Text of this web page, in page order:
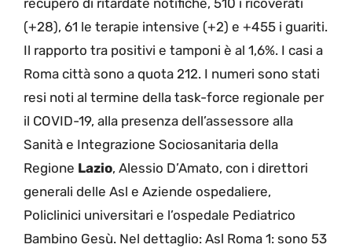
recupero di ritardate notifiche, 510 i ricoverati
(+28), 61 le terapie intensive (+2) e +455 i guariti.
Il rapporto tra positivi e tamponi è al 1,6%. I casi a
Roma città sono a quota 212. I numeri sono stati
resi noti al termine della task-force regionale per
il COVID-19, alla presenza dell’assessore alla
Sanità e Integrazione Sociosanitaria della
Regione Lazio, Alessio D’Amato, con i direttori
generali delle Asl e Aziende ospedaliere,
Policlinici universitari e l’ospedale Pediatrico
Bambino Gesù. Nel dettaglio: Asl Roma 1: sono 53